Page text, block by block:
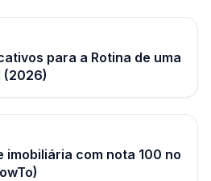
para a Rotina de uma
(2026)
imobiliária com nota 100 no